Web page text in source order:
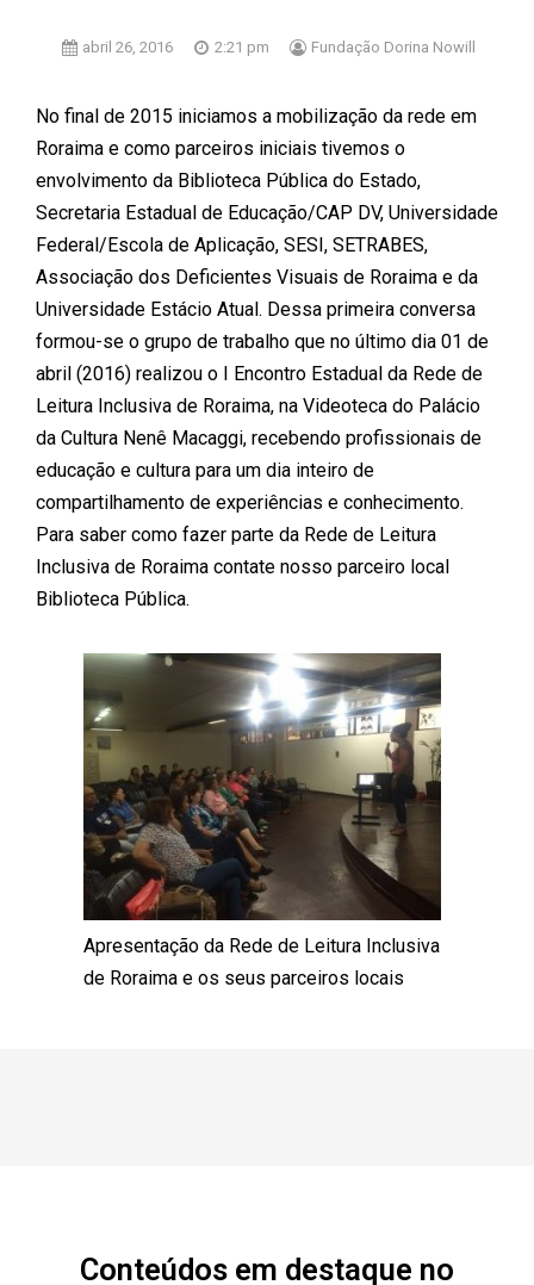
abril 26, 2016 2:21 pm Fundação Dorina Nowill
No final de 2015 iniciamos a mobilização da rede em
Roraima e como parceiros iniciais tivemos o
envolvimento da Biblioteca Pública do Estado,
Secretaria Estadual de Educação/CAP DV, Universidade
Federal/Escola de Aplicação, SESI, SETRABES,
Associação dos Deficientes Visuais de Roraima e da
Universidade Estácio Atual. Dessa primeira conversa
formou-se o grupo de trabalho que no último dia 01 de
abril (2016) realizou o I Encontro Estadual da Rede de
Leitura Inclusiva de Roraima, na Videoteca do Palácio
da Cultura Nenê Macaggi, recebendo profissionais de
educação e cultura para um dia inteiro de
compartilhamento de experiências e conhecimento.
Para saber como fazer parte da Rede de Leitura
Inclusiva de Roraima contate nosso parceiro local
Biblioteca Pública.
Apresentação da Rede de Leitura Inclusiva
de Roraima e os seus parceiros locais
Conteúdos em destaque no